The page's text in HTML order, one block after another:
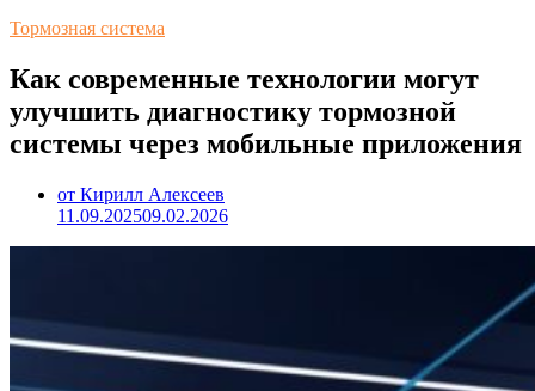
Тормозная система
Как современные технологии могут
улучшить диагностику тормозной
системы через мобильные приложения
от Кирилл Алексеев
11.09.202509.02.2026